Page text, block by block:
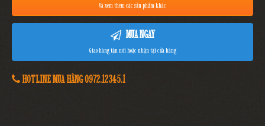
Và xem thêm các sản phẩm khác
MUA NGAY
Giao hàng tận nơi hoặc nhận tại cửa hàng
HOTLINE MUA HÀNG 0972.12345.1